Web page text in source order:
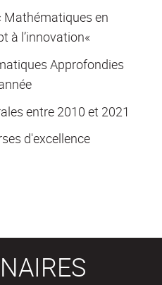
Mathématiques en
à l’innovation«
Approfondies
entre 2010 et 2021
d'excellence